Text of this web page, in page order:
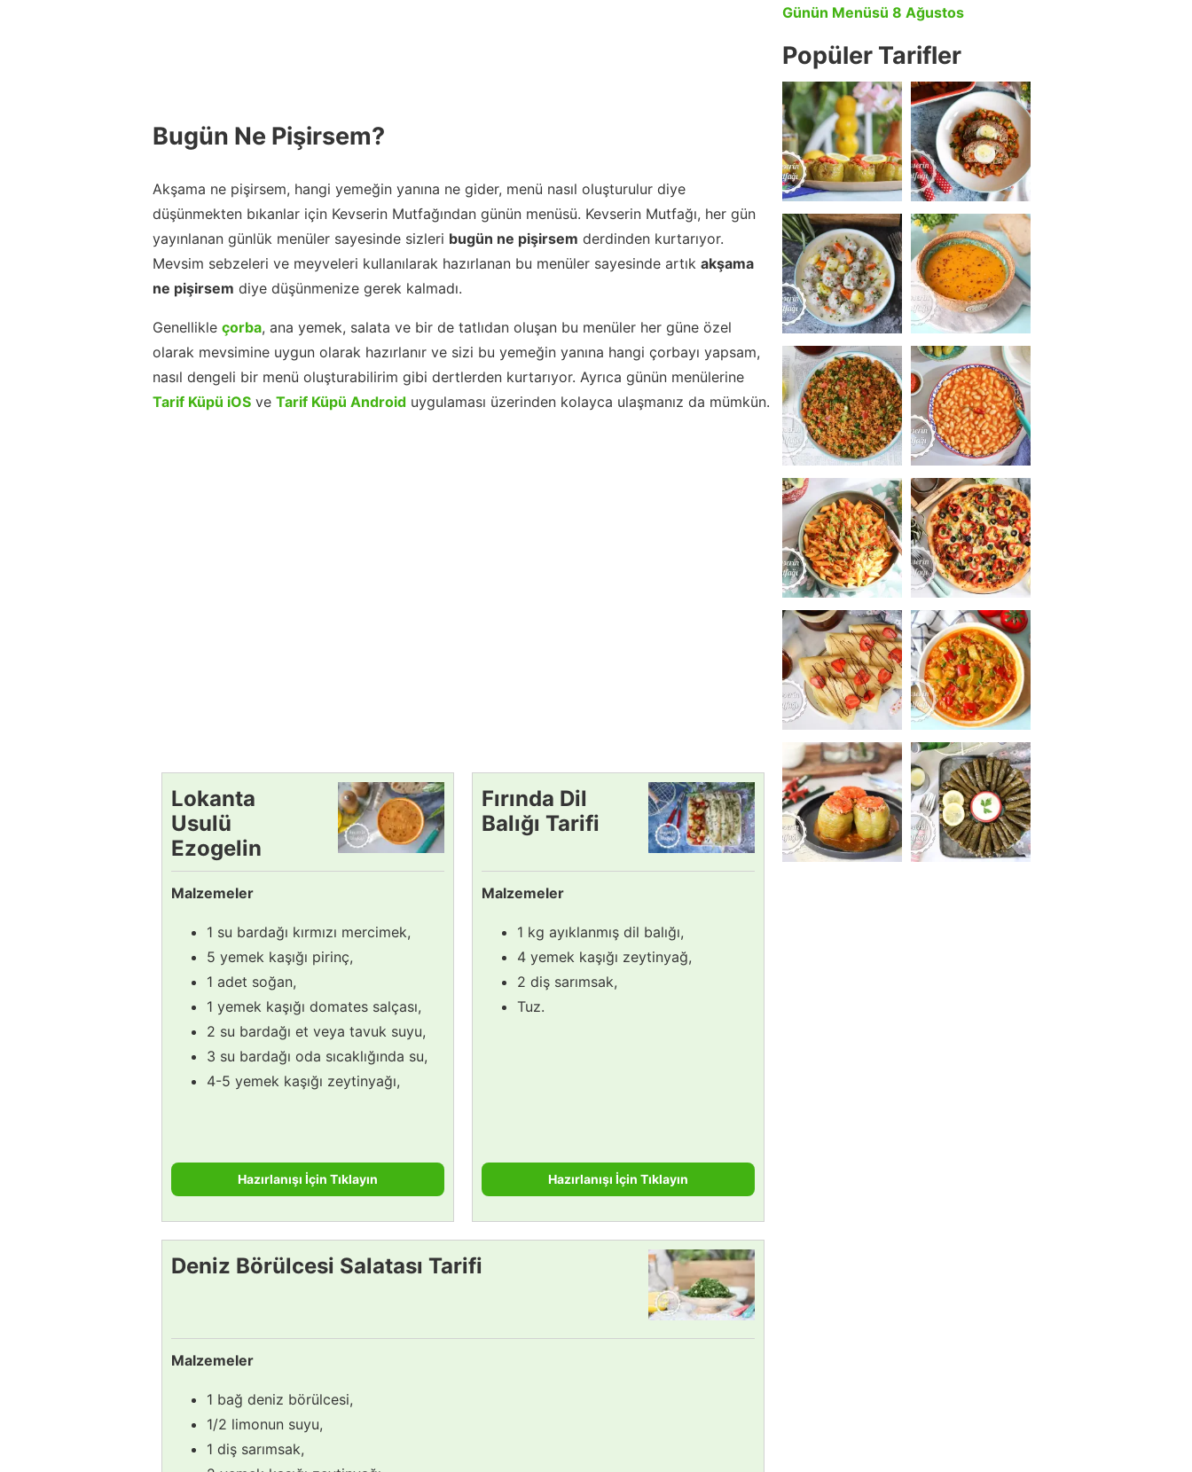
Bugün Ne Pişirsem?
Akşama ne pişirsem, hangi yemeğin yanına ne gider, menü nasıl oluşturulur diye
düşünmekten bıkanlar için Kevserin Mutfağından günün menüsü. Kevserin Mutfağı, her gün
yayınlanan günlük menüler sayesinde sizleri bugün ne pişirsem derdinden kurtarıyor.
Mevsim sebzeleri ve meyveleri kullanılarak hazırlanan bu menüler sayesinde artık akşama
ne pişirsem diye düşünmenize gerek kalmadı.
Genellikle çorba, ana yemek, salata ve bir de tatlıdan oluşan bu menüler her güne özel
olarak mevsimine uygun olarak hazırlanır ve sizi bu yemeğin yanına hangi çorbayı yapsam,
nasıl dengeli bir menü oluşturabilirim gibi dertlerden kurtarıyor. Ayrıca günün menülerine
Tarif Küpü iOS ve Tarif Küpü Android uygulaması üzerinden kolayca ulaşmanız da mümkün.
Lokanta
Usulü
Ezogelin
Çorbası
Tarifi
Malzemeler
1 su bardağı kırmızı mercimek,
5 yemek kaşığı pirinç,
1 adet soğan,
1 yemek kaşığı domates salçası,
2 su bardağı et veya tavuk suyu,
3 su bardağı oda sıcaklığında su,
4-5 yemek kaşığı zeytinyağı,
Hazırlanışı İçin Tıklayın
Fırında Dil
Balığı Tarifi
Malzemeler
1 kg ayıklanmış dil balığı,
4 yemek kaşığı zeytinyağ,
2 diş sarımsak,
Tuz.
Hazırlanışı İçin Tıklayın
Deniz Börülcesi Salatası Tarifi
Malzemeler
1 bağ deniz börülcesi,
1/2 limonun suyu,
1 diş sarımsak,
Günün Menüsü 8 Ağustos
Popüler Tarifler